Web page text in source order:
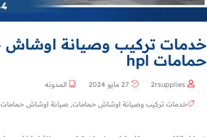
خدمات تركيب وصيانة اوشاش
حمامات hpl
2rsupplies المدونه
خدمات تركيب وصيانة اوشاش حمامات, صيانة اوشاش حمامات